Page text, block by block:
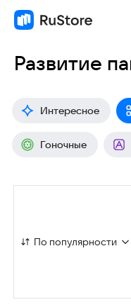
Развитие
Интересное
Гоночные
По популярности